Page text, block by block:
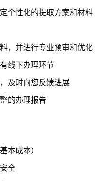
个性化的提取方案和材料
，并进行专业预审和优化
线下办理环节
及时向您反馈进展
的办理报告
本成本）
全